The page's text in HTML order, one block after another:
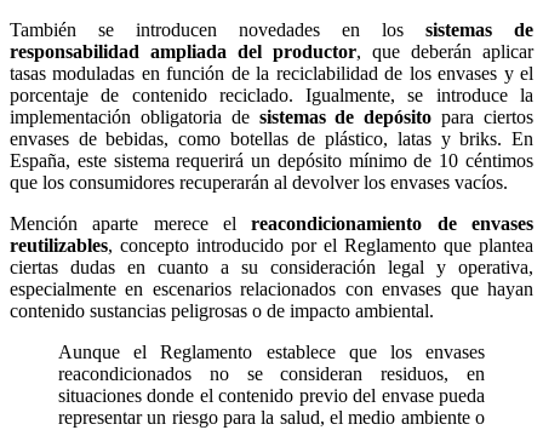
También se introducen novedades en los sistemas de
responsabilidad ampliada del productor, que deberán aplicar
tasas moduladas en función de la reciclabilidad de los envases y el
porcentaje de contenido reciclado. Igualmente, se introduce la
implementación obligatoria de sistemas de depósito para ciertos
envases de bebidas, como botellas de plástico, latas y briks. En
España, este sistema requerirá un depósito mínimo de 10 céntimos
que los consumidores recuperarán al devolver los envases vacíos.
Mención aparte merece elreacondicionamiento de envases
reutilizables, concepto introducido por el Reglamento que plantea
ciertas dudas en cuanto a su consideración legal y operativa,
especialmente en escenarios relacionados con envases que hayan
contenido sustancias peligrosas o de impacto ambiental.
Aunque el Reglamento establece que los envases
reacondicionados no se consideran residuos, en
situaciones donde el contenido previo del envase pueda
representar un riesgo para la salud, el medio ambiente o